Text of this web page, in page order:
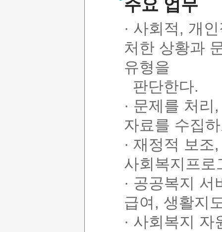
주요 업무
· 사회적, 개
처한 상황과
유형을
판단한다.
· 문제를 처
자료를 수집
· 재정적 보
사회복지프
· 공공복지
급여, 생활지
· 사회복지